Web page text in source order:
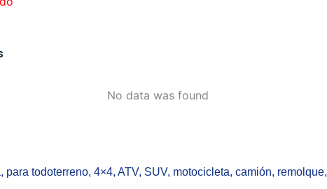
No data was found
todoterreno, 4×4, ATV, SUV, motocicleta, camión, remolque,